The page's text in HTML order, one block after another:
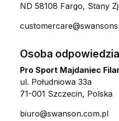
ND 58108 Fargo, Stany
Osoba
Pro Sport Majdaniec
ul. Południowa 33a
71-001 Szczecin, Polska
biuro@swanson.com.pl